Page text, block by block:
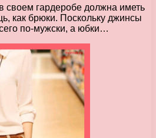
своем гардеробе должна иметь
как брюки. Поскольку джинсы
по-мужски, а юбки…